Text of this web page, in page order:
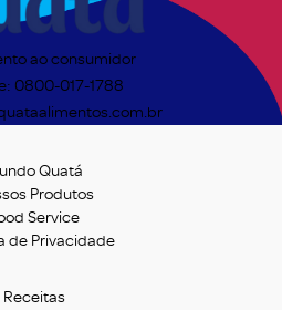
ao consumidor
0800-017-1788
Quatá
Produtos
Service
de Privacidade
Receitas